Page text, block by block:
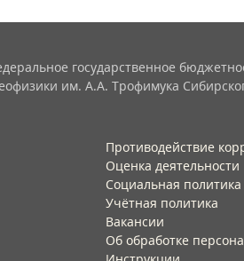
государственное
им. А.А. Трофимука
Противодействие
Оценка деятельности
Социальная политика
Учётная политика​
Вакансии​
Об обработке